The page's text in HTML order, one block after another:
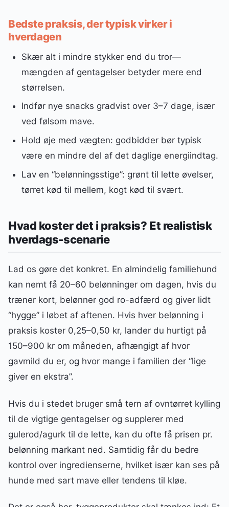
Bedste praksis, der typisk virker i
hverdagen
Skær alt i mindre stykker end du tror—
mængden af gentagelser betyder mere end
størrelsen.
Indfør nye snacks gradvist over 3–7 dage, især
ved følsom mave.
Hold øje med vægten: godbidder bør typisk
være en mindre del af det daglige energiindtag.
Lav en “belønningsstige”: grønt til lette øvelser,
tørret kød til mellem, kogt kød til svært.
Hvad koster det i praksis? Et realistisk
hverdags-scenarie
Lad os gøre det konkret. En almindelig familiehund
kan nemt få 20–60 belønninger om dagen, hvis du
træner kort, belønner god ro-adfærd og giver lidt
“hygge” i løbet af aftenen. Hvis hver belønning i
praksis koster 0,25–0,50 kr, lander du hurtigt på
150–900 kr om måneden, afhængigt af hvor
gavmild du er, og hvor mange i familien der “lige
giver en ekstra”.
Hvis du i stedet bruger små tern af ovntørret kylling
til de vigtige gentagelser og supplerer med
gulerod/agurk til de lette, kan du ofte få prisen pr.
belønning markant ned. Samtidig får du bedre
kontrol over ingredienserne, hvilket især kan ses på
hunde med sart mave eller tendens til kløe.